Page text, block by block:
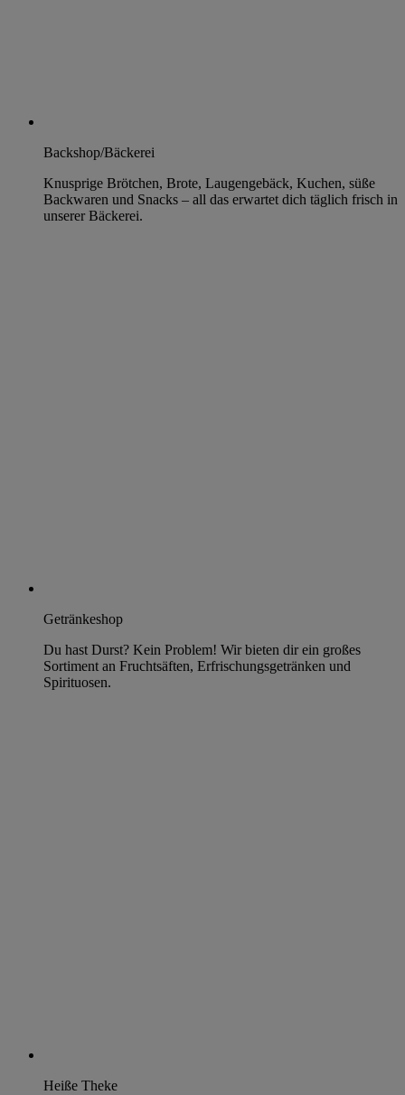
Backshop/Bäckerei
Knusprige Brötchen, Brote, Laugengebäck, Kuchen, süße
Backwaren und Snacks – all das erwartet dich täglich frisch in
unserer Bäckerei.
Getränkeshop
Du hast Durst? Kein Problem! Wir bieten dir ein großes
Sortiment an Fruchtsäften, Erfrischungsgetränken und
Spirituosen.
Heiße Theke